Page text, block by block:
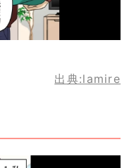
出典:lamire